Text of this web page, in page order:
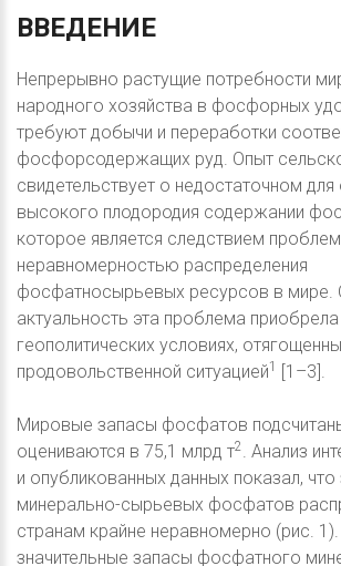
ВВЕДЕНИЕ
Непрерывно растущие потребности
народного хозяйства в фосфорных
требуют добычи и переработки
фосфорсодержащих руд. Опыт
свидетельствует о недостаточном для
высокого плодородия содержании
которое является следствием
неравномерностью распределения
фосфатносырьевых ресурсов в
актуальность эта проблема
геополитических условиях,
продовольственной ситуацией1 [1–3].
Мировые запасы фосфатов
оцениваются в 75,1 млрд т2. Анализ
и опубликованных данных показал,
минерально-сырьевых фосфатов
странам крайне неравномерно (рис.
значительные запасы фосфатного